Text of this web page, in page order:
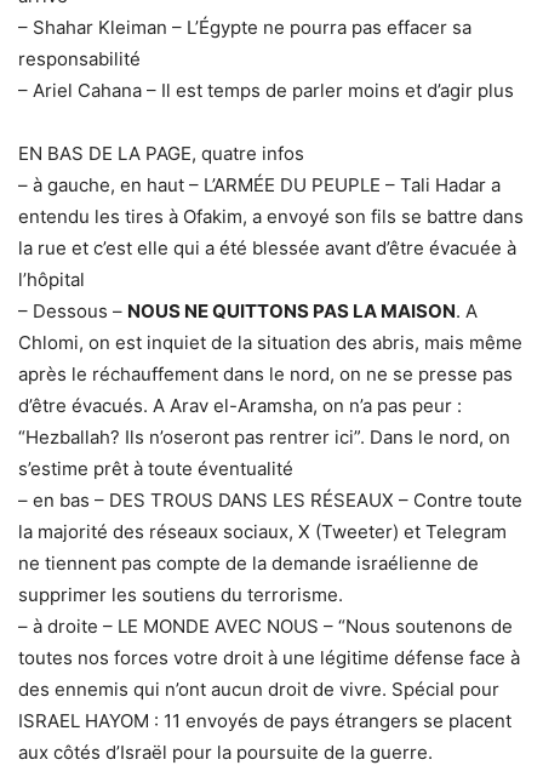
– Shahar Kleiman – L’Égypte ne pourra pas effacer sa
responsabilité
– Ariel Cahana – Il est temps de parler moins et d’agir plus
EN BAS DE LA PAGE, quatre infos
– à gauche, en haut – L’ARMÉE DU PEUPLE – Tali Hadar a
entendu les tires à Ofakim, a envoyé son fils se battre dans
la rue et c’est elle qui a été blessée avant d’être évacuée à
l’hôpital
– Dessous – NOUS NE QUITTONS PAS LA MAISON. A
Chlomi, on est inquiet de la situation des abris, mais même
après le réchauffement dans le nord, on ne se presse pas
d’être évacués. A Arav el-Aramsha, on n’a pas peur :
“Hezballah? Ils n’oseront pas rentrer ici”. Dans le nord, on
s’estime prêt à toute éventualité
– en bas – DES TROUS DANS LES RÉSEAUX – Contre toute
la majorité des réseaux sociaux, X (Tweeter) et Telegram
ne tiennent pas compte de la demande israélienne de
supprimer les soutiens du terrorisme.
– à droite – LE MONDE AVEC NOUS – “Nous soutenons de
toutes nos forces votre droit à une légitime défense face à
des ennemis qui n’ont aucun droit de vivre. Spécial pour
ISRAEL HAYOM : 11 envoyés de pays étrangers se placent
aux côtés d’Israël pour la poursuite de la guerre.